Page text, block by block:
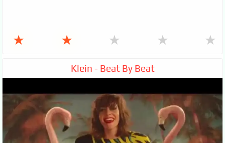
★ ★ ★ ★ ★
Klein - Beat By Beat